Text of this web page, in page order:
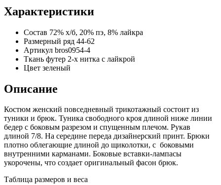
Характеристики
Состав 72% х/б, 20% пэ, 8% лайкра
Размерный ряд 44-62
Артикул bros0954-4
Ткань футер 2-х нитка с лайкрой
Цвет зеленый
Описание
Костюм женский повседневный трикотажный состоит из
туники и брюк. Туника свободного кроя длиной ниже линии
бедер с боковым разрезом и спущенным плечом. Рукав
длиной 7/8. На середине переда дизайнерский принт. Брюки
плотно облегающие длиной до щиколотки, с боковыми
внутренними карманами. Боковые вставки-лампасы
укорочены, что создает оригинальный фасон брюк.
Таблица размеров и веса